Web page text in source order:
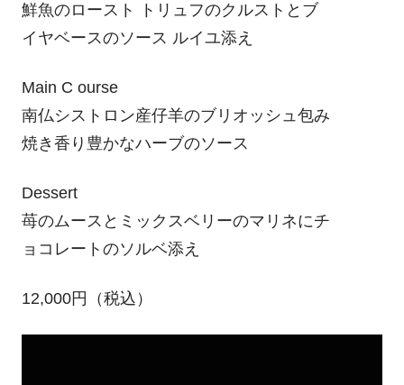
鮮魚のロースト トリュフのクルストとブ
イヤベースのソース ルイユ添え
Main C ourse
南仏シストロン産仔羊のブリオッシュ包み
焼き香り豊かなハーブのソース
Dessert
苺のムースとミックスベリーのマリネにチ
ョコレートのソルベ添え
12,000円（税込）